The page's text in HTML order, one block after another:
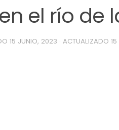
el río de
15 JUNIO, 2023 · ACTUALIZADO